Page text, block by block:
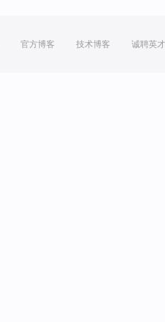
官方博客 技术博客 诚聘英才